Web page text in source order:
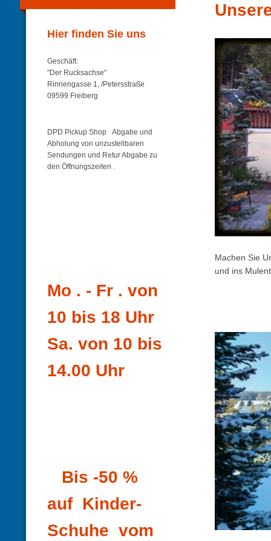
Machen Sie
und ins
Hier finden Sie uns
Geschäft:
"Der Rucksachse"
Rinnengasse 1, /Petersstraße
09599 Freiberg
DPD Pickup Shop Abgabe und
Abholung von unzustellbaren
Sendungen und Retur Abgabe zu
den Öffnungszeiten .
Mo . - Fr . von
10 bis 18 Uhr
Sa. von 10 bis
14.00 Uhr
Bis -50 %
auf Kinder-
Schuhe vom